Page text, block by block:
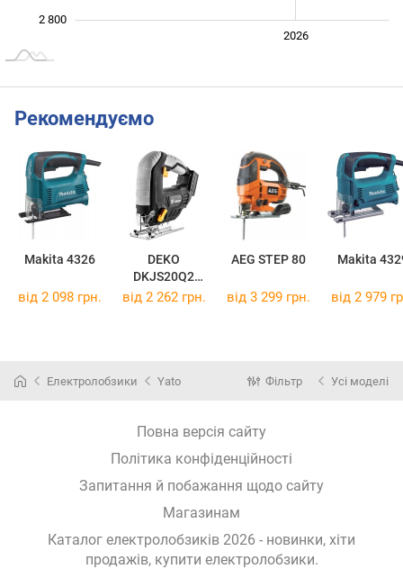
2 800
2026
Рекомендуємо
Makita 4326
DEKO
DKJS20Q2
12179
AEG STEP 80 Makita
від 2 098 грн. від 2 262 грн. від 3 299 грн. від 2 979
Електролобзики Yato Фільтр Усі моделі
Повна версія сайту
Політика конфіденційності
Запитання й побажання щодо сайту
Магазинам
Каталог електролобзиків 2026 - новинки, хіти
продажів, купити електролобзики.